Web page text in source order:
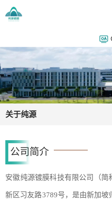
关于纯源
公司简介
安徽纯源镀膜科技有限公司（
新区习友路3789号，是由新加坡